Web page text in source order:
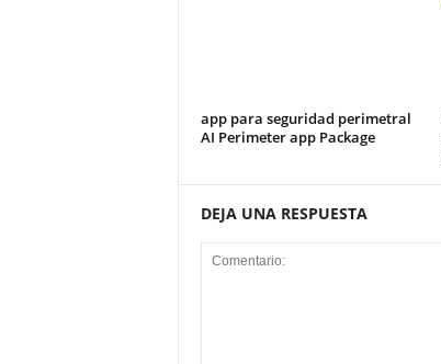
app para seguridad perimetral
AI Perimeter app Package
DEJA UNA RESPUESTA